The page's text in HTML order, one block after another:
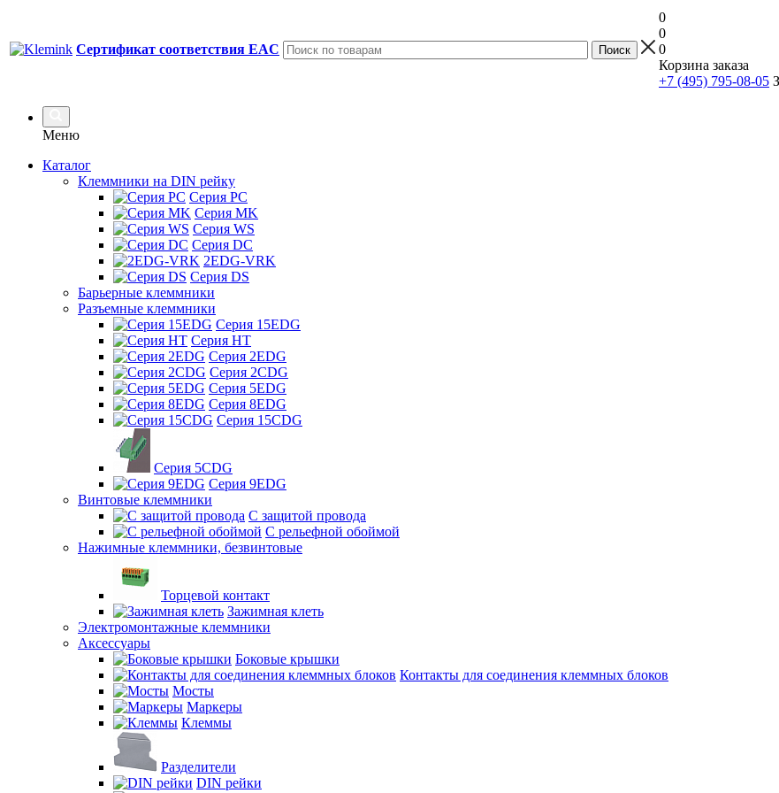
Сертификат соответствия EAC
0
0
0
Корзина заказа
+7 (495) 795-08-05
Меню
Каталог
Клеммники на DIN рейку
Серия PC
Серия MK
Серия WS
Серия DC
2EDG-VRK
Серия DS
Барьерные клеммники
Разъемные клеммники
Серия 15EDG
Серия HT
Серия 2EDG
Серия 2CDG
Серия 5EDG
Серия 8EDG
Серия 15CDG
Серия 5CDG
Серия 9EDG
Винтовые клеммники
С защитой провода
C рельефной обоймой
Нажимные клеммники, безвинтовые
Торцевой контакт
Зажимная клеть
Электромонтажные клеммники
Аксессуары
Боковые крышки
Контакты для соединения клеммных блоков
Мосты
Маркеры
Клеммы
Разделители
DIN рейки